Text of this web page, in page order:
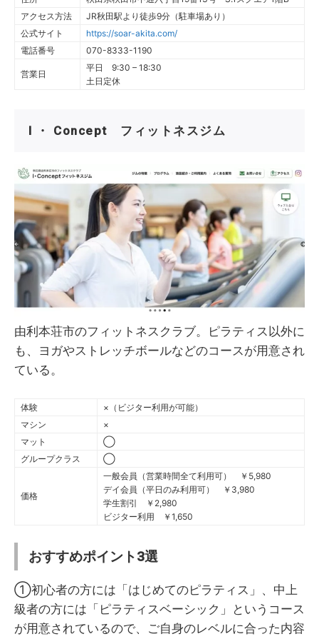
アクセス方法
JR秋田駅より徒歩9分（駐車場あり）
公式サイト
https://soar-akita.com/
電話番号
070-8333-1190
営業日
平日 9:30 – 18:30
土日定休
I ・ Concept フィットネスジム
由利本荘市のフィットネスクラブ。ピラティス以外に
も、ヨガやストレッチボールなどのコースが用意され
ている。
体験
×（ビジター利用が可能）
マシン
×
マット
◯
グループクラス
◯
価格
一般会員（営業時間全て利用可） ￥5,980
デイ会員（平日のみ利用可） ￥3,980
学生割引 ￥2,980
ビジター利用 ￥1,650
おすすめポイント3選
①初心者の方には「はじめてのピラティス」、中上
級者の方には「ピラティスベーシック」というコース
が用意されているので、ご自身のレベルに合った内容